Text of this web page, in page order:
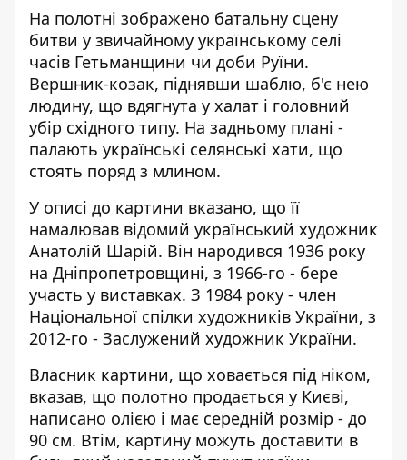
На полотні зображено батальну сцену
битви у звичайному українському селі
часів Гетьманщини чи доби Руїни.
Вершник-козак, піднявши шаблю, б'є нею
людину, що вдягнута у халат і головний
убір східного типу. На задньому плані -
палають українські селянські хати, що
стоять поряд з млином.
У описі до картини вказано, що її
намалював відомий український художник
Анатолій Шарій. Він народився 1936 року
на Дніпропетровщині, з 1966-го - бере
участь у виставках. З 1984 року - член
Національної спілки художників України, з
2012-го - Заслужений художник України.
Власник картини, що ховається під ніком,
вказав, що полотно продається у Києві,
написано олією і має середній розмір - до
90 см. Втім, картину можуть доставити в